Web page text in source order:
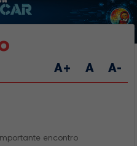
A+ A A-
encontro